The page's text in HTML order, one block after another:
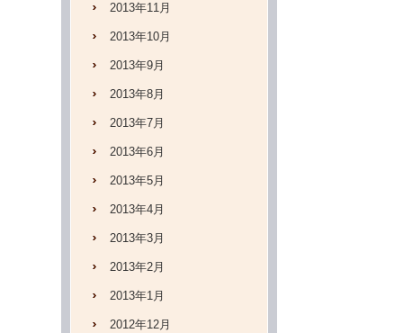
2013年11月
2013年10月
2013年9月
2013年8月
2013年7月
2013年6月
2013年5月
2013年4月
2013年3月
2013年2月
2013年1月
2012年12月